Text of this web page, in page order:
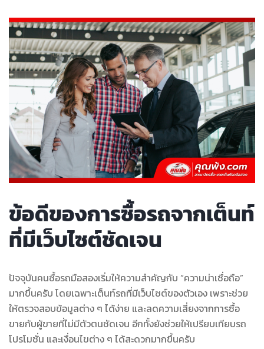
ข้อดีของการซื้อรถจากเต็นท์
ที่มีเว็บไซต์ชัดเจน
ปัจจุบันคนซื้อรถมือสองเริ่มให้ความสำคัญกับ “ความน่าเชื่อถือ”
มากขึ้นครับ โดยเฉพาะเต็นท์รถที่มีเว็บไซต์ของตัวเอง เพราะช่วย
ให้ตรวจสอบข้อมูลต่าง ๆ ได้ง่าย และลดความเสี่ยงจากการซื้อ
ขายกับผู้ขายที่ไม่มีตัวตนชัดเจน อีกทั้งยังช่วยให้เปรียบเทียบรถ
โปรโมชั่น และเงื่อนไขต่าง ๆ ได้สะดวกมากขึ้นครับ